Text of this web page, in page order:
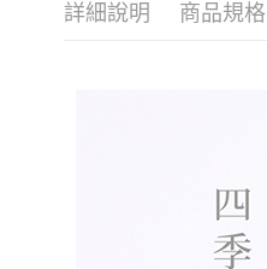
營野餐萬用袋👜
詳細說明 商品規格